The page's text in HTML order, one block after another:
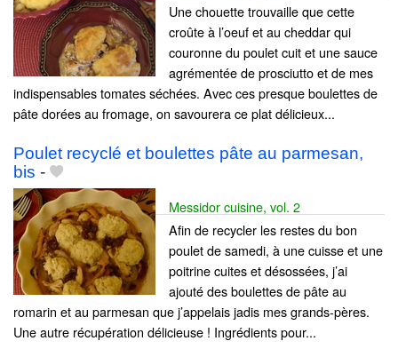
Une chouette trouvaille que cette
croûte à l’oeuf et au cheddar qui
couronne du poulet cuit et une sauce
agrémentée de prosciutto et de mes
indispensables tomates séchées. Avec ces presque boulettes de
pâte dorées au fromage, on savourera ce plat délicieux...
Poulet recyclé et boulettes pâte au parmesan,
bis -
Messidor cuisine, vol. 2
Afin de recycler les restes du bon
poulet de samedi, à une cuisse et une
poitrine cuites et désossées, j’ai
ajouté des boulettes de pâte au
romarin et au parmesan que j’appelais jadis mes grands-pères.
Une autre récupération délicieuse ! Ingrédients pour...